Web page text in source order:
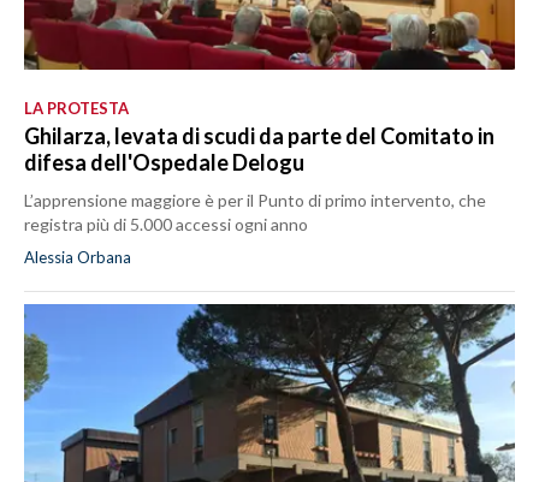
LA PROTESTA
Ghilarza, levata di scudi da parte del Comitato in
difesa dell'Ospedale Delogu
L’apprensione maggiore è per il Punto di primo intervento, che
registra più di 5.000 accessi ogni anno
Alessia Orbana